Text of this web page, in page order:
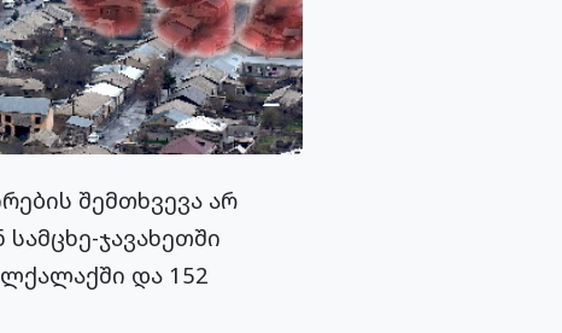
შემთხვევა არ
ჯავახეთში
და 152